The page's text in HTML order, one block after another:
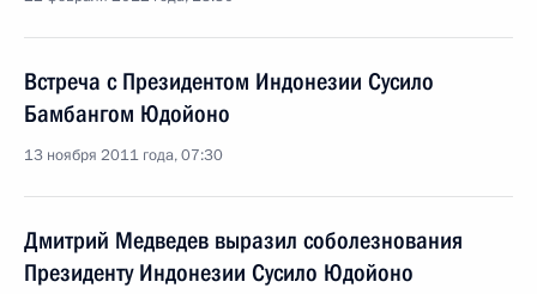
Встреча с Президентом Индонезии Сусило
Бамбангом Юдойоно
13 ноября 2011 года, 07:30
Дмитрий Медведев выразил соболезнования
Президенту Индонезии Сусило Юдойоно